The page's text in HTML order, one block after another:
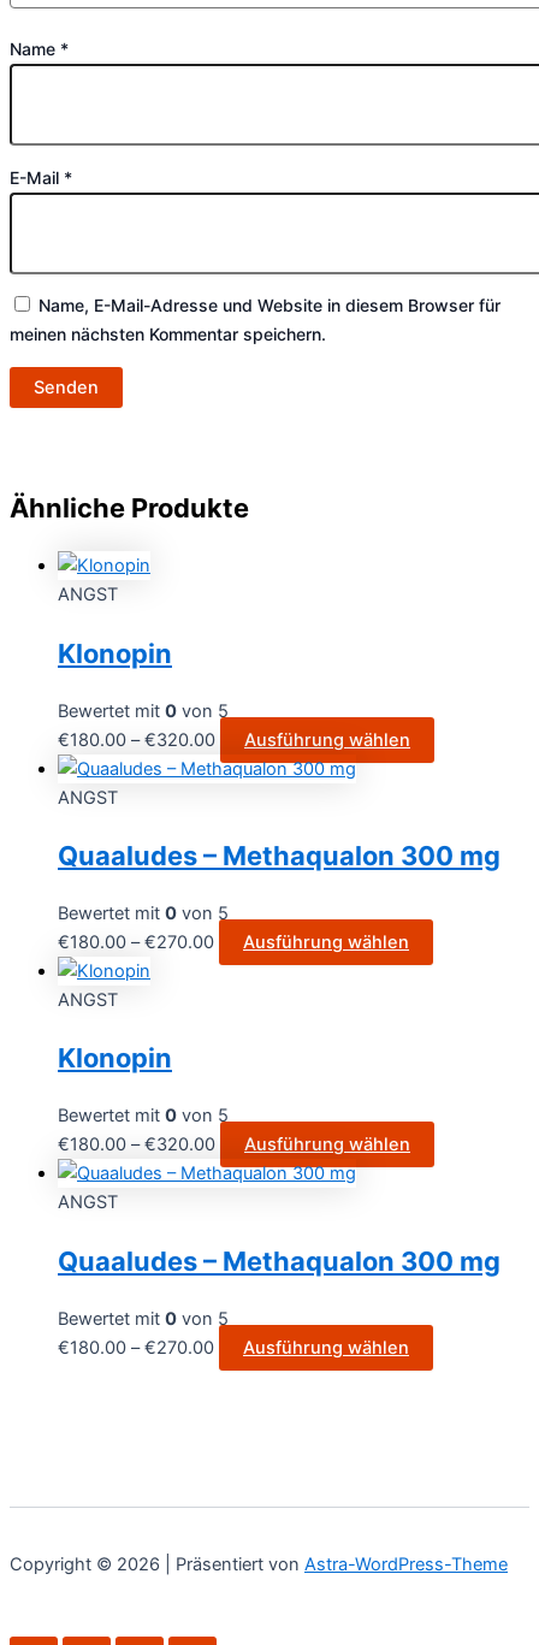
Name *
E-Mail *
Name, E-Mail-Adresse und Website in diesem Browser für
meinen nächsten Kommentar speichern.
Ähnliche Produkte
ANGST
Klonopin
Bewertet mit 0 von 5
€180.00 –€320.00 Ausführung wählen
ANGST
Quaaludes – Methaqualon 300 mg
Bewertet mit 0 von 5
€180.00 –€270.00 Ausführung wählen
ANGST
Klonopin
Bewertet mit 0 von 5
€180.00 –€320.00 Ausführung wählen
ANGST
Quaaludes – Methaqualon 300 mg
Bewertet mit 0 von 5
€180.00 –€270.00 Ausführung wählen
Copyright © 2026 | Präsentiert von Astra-WordPress-Theme